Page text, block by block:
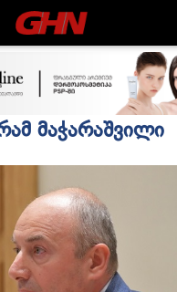
მაჭარაშვილი